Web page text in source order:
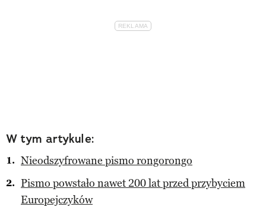
W tym artykule:
Nieodszyfrowane pismo rongorongo
Pismo powstało nawet 200 lat przed przybyciem
Europejczyków